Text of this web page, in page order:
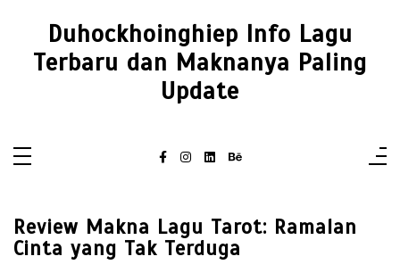
Duhockhoinghiep Info Lagu
Terbaru dan Maknanya Paling
Update
Review Makna Lagu Tarot: Ramalan
Cinta yang Tak Terduga